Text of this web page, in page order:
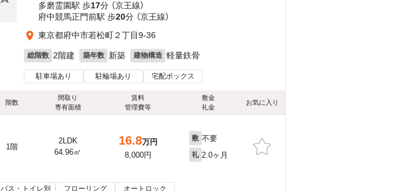
多磨霊園駅 歩17分 （京王線）
府中競馬正門前駅 歩20分 （京王線）
東京都府中市若松町２丁目9-36
総階数 2階建 築年数 新築 建物構造 軽量鉄骨
駐車場あり 駐輪場あり 宅配ボックス
階数
間取り
専有面積
賃料
管理費等
敷金
礼金
お気に入り
1階
2LDK
64.96㎡
16.8万円
8,000円
敷 不要
礼 2.0ヶ月
バス・トイレ別 フローリング オートロック